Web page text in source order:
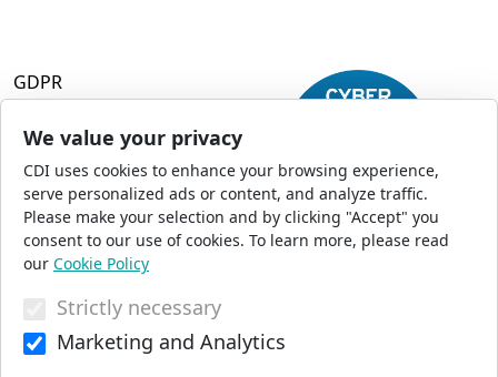
GDPR
Privacy Policy
Accessibility
Commercial Opportunities
Press Office
Sitemap
© 2026 CDI. All Rights Reserved
We value your privacy
CDI uses cookies to enhance your browsing experience,
serve personalized ads or content, and analyze traffic.
Please make your selection and by clicking "Accept" you
consent to our use of cookies. To learn more, please read
our Cookie Policy
Strictly necessary
Marketing and Analytics